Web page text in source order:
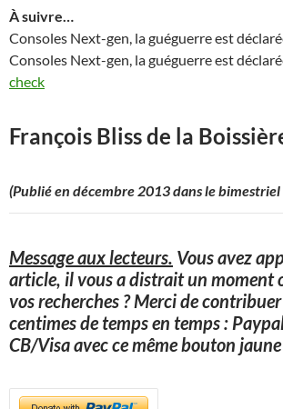
À suivre…
Consoles Next-gen, la guéguerre est
Consoles Next-gen, la guéguerre est
check
François Bliss de la
(Publié en décembre 2013 dans le bimestriel
Message aux lecteurs. Vous avez
article, il vous a distrait un moment
vos recherches ? Merci de
centimes de temps en temps :
CB/Visa avec ce même bouton